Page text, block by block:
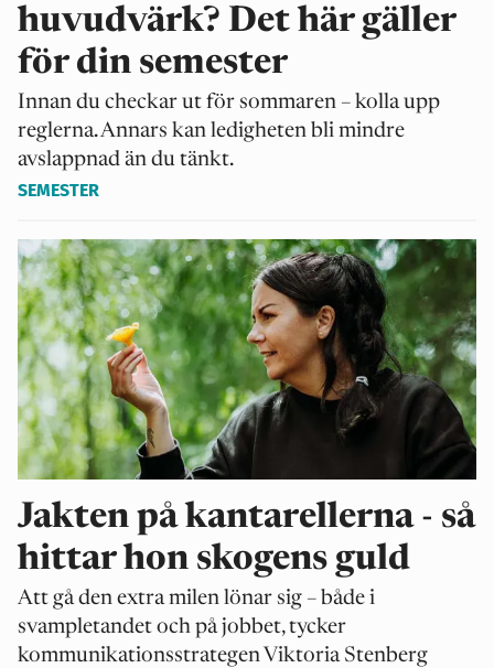
huvudvärk? Det här gäller
för din semester
Innan du checkar ut för sommaren – kolla upp
reglerna. Annars kan ledigheten bli mindre
avslappnad än du tänkt.
SEMESTER
Jakten på kantarellerna - så
hittar hon skogens guld
Att gå den extra milen lönar sig – både i
svampletandet och på jobbet, tycker
kommunikationsstrategen Viktoria Stenberg